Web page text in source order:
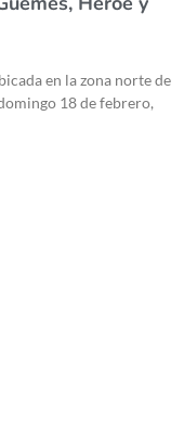
en la zona norte de
18 de febrero,